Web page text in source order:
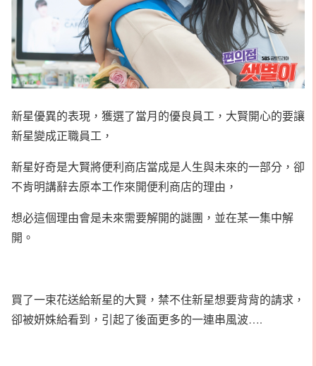
新星優異的表現，獲選了當月的優良員工，大賢開心的要讓
新星變成正職員工，
新星好奇是大賢將便利商店當成是人生與未來的一部分，卻
不肯明講辭去原本工作來開便利商店的理由，
想必這個理由會是未來需要解開的謎團，並在某一集中解
開。
買了一束花送給新星的大賢，禁不住新星想要背背的請求，
卻被妍姝給看到，引起了後面更多的一連串風波….